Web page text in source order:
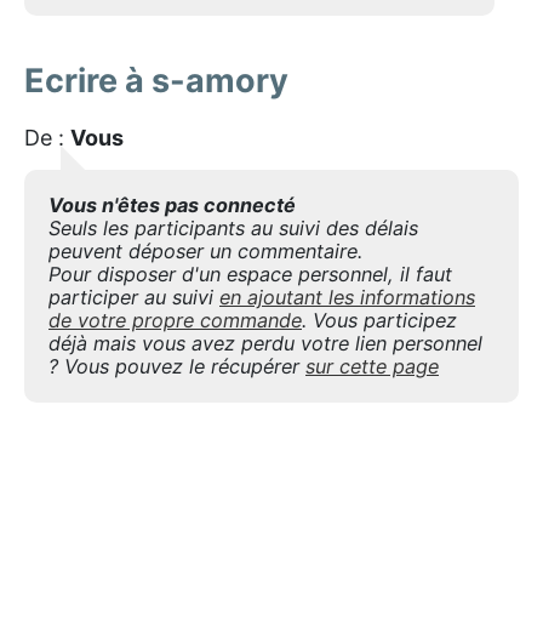
Ecrire à s-amory
De : Vous
Vous n'êtes pas connecté
Seuls les participants au suivi des délais
peuvent déposer un commentaire.
Pour disposer d'un espace personnel, il faut
participer au suivi en ajoutant les informations
de votre propre commande. Vous participez
déjà mais vous avez perdu votre lien personnel
? Vous pouvez le récupérer sur cette page